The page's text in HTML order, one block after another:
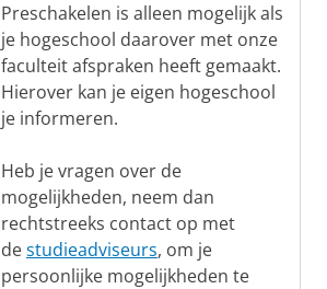
Preschakelen is alleen mogelijk als
je hogeschool daarover met onze
faculteit afspraken heeft gemaakt.
Hierover kan je eigen hogeschool
je informeren.
Heb je vragen over de
mogelijkheden, neem dan
rechtstreeks contact op met
destudieadviseurs, om je
persoonlijke mogelijkheden te